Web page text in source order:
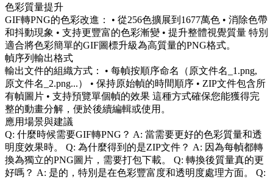
色彩質量提升
GIF轉PNG的色彩改進： • 從256色擴展到1677萬色 • 消除色帶
和抖動現象 • 支持更豐富的色彩漸變 • 提升整體視覺質量 特別
適合將色彩簡單的GIF圖標升級為高質量的PNG格式。
幀序列輸出格式
輸出文件的組織方式： • 每幀按順序命名（原文件名_1.png,
原文件名_2.png...） • 保持原始幀的時間順序 • ZIP文件包含所
有幀圖片 • 支持預覽單個幀的效果 這種方式確保您能獲得完
整的動畫分解，便於後續編輯或使用。
應用場景與建議
Q: 什麼時候需要GIF轉PNG？ A: 當需要更好的色彩質量和透
明度效果時。 Q: 為什麼得到的是ZIP文件？ A: 因為每幀都轉
換為獨立的PNG圖片，需要打包下載。 Q: 轉換後質量真的更
好嗎？ A: 是的，特別是在色彩豐富度和透明度處理方面。 Q: